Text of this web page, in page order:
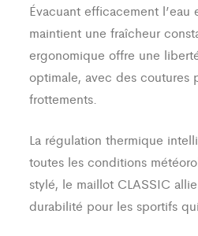
Évacuant efficacement l’eau
maintient une fraîcheur
ergonomique offre une
optimale, avec des coutures
frottements.
La régulation thermique
toutes les conditions
stylé, le maillot CLASSIC
durabilité pour les sportifs